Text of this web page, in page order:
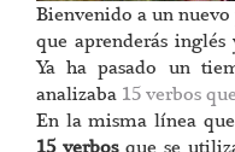
Bienvenido a un
que aprenderás inglés
Ya ha pasado un
analizaba 15 verbos
En la misma línea